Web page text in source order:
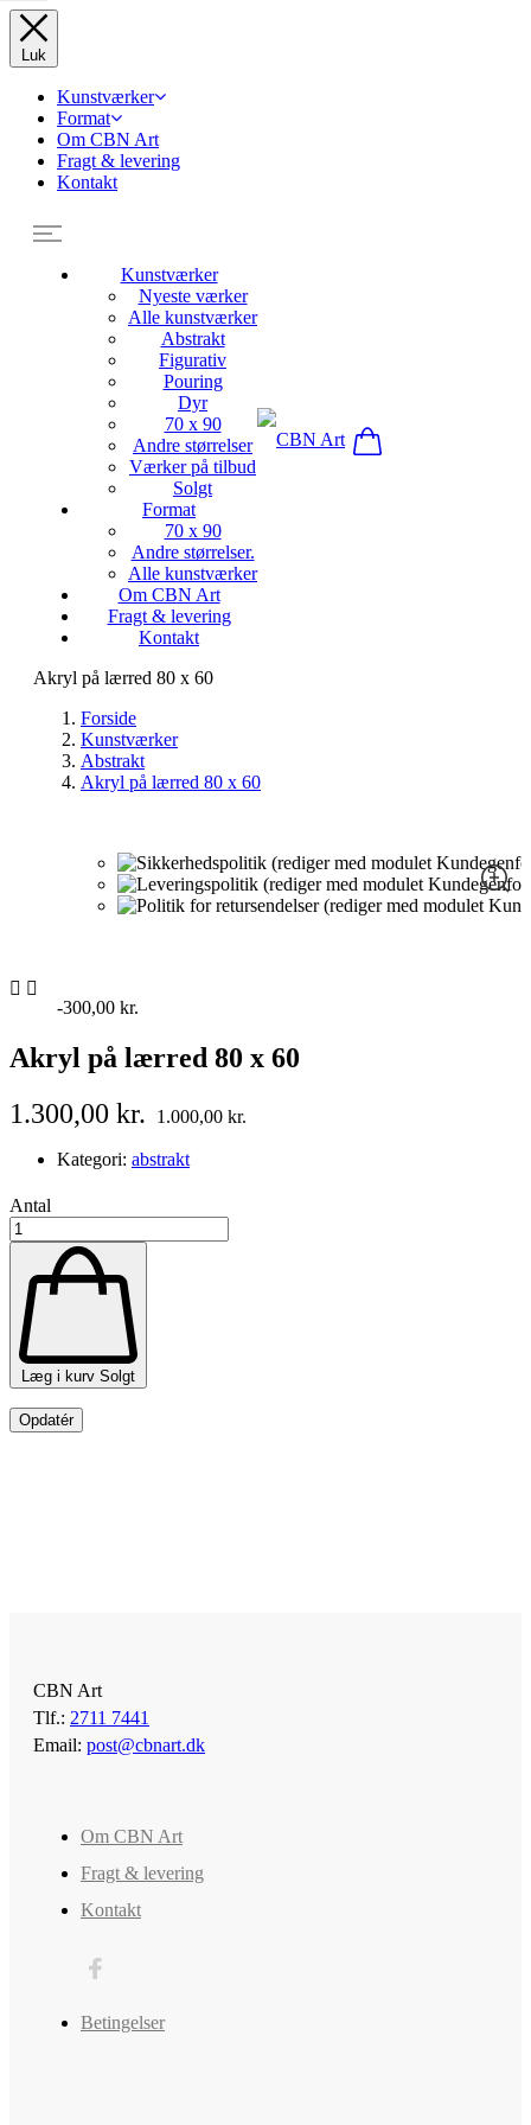
Luk
Kunstværker
Format
Om CBN Art
Fragt & levering
Kontakt
Kunstværker
Nyeste værker
Alle kunstværker
Abstrakt
Figurativ
Pouring
Dyr
70 x 90
Andre størrelser
Værker på tilbud
Solgt
Format
70 x 90
Andre størrelser.
Alle kunstværker
Om CBN Art
Fragt & levering
Kontakt
Akryl på lærred 80 x 60
Forside
Kunstværker
Abstrakt
Akryl på lærred 80 x 60
-300,00 kr.
Akryl på lærred 80 x 60
1.300,00 kr.
1.000,00 kr.
Kategori: abstrakt
Antal
Læg i kurv Solgt
CBN Art
Tlf.: 2711 7441
Email: post@cbnart.dk
Om CBN Art
Fragt & levering
Kontakt
Betingelser